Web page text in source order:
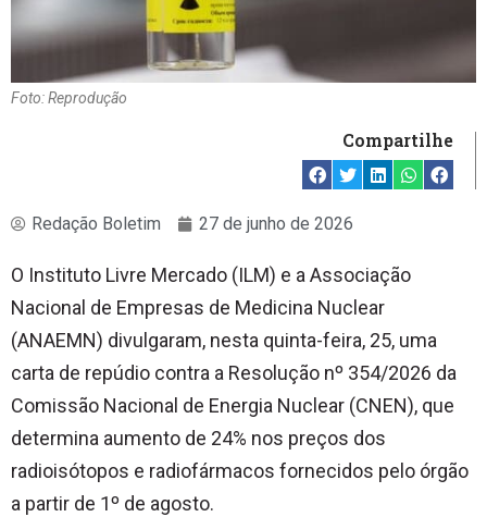
Foto: Reprodução
Compartilhe
Redação Boletim 27 de junho de 2026
O Instituto Livre Mercado (ILM) e a Associação
Nacional de Empresas de Medicina Nuclear
(ANAEMN) divulgaram, nesta quinta-feira, 25, uma
carta de repúdio contra a Resolução nº 354/2026 da
Comissão Nacional de Energia Nuclear (CNEN), que
determina aumento de 24% nos preços dos
radioisótopos e radiofármacos fornecidos pelo órgão
a partir de 1º de agosto.